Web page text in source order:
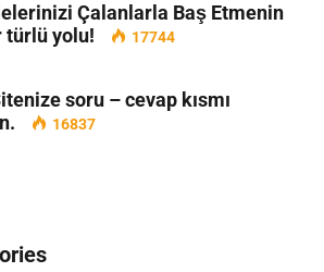
Çalanlarla Baş Etmenin
türlü yolu!
17744
soru – cevap kısmı
16837